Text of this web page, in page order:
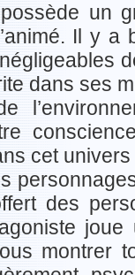
un
Il y
dans ses
cet
des
montrer